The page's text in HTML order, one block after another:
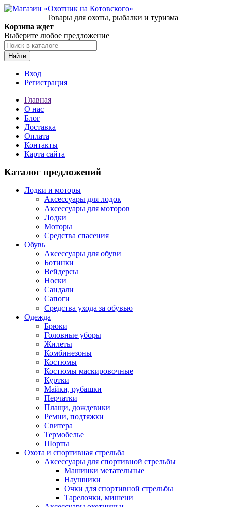
Товары для охоты, рыбалки и туризма
Корзина ждет
Выберите любое предложение
Найти
Вход
Регистрация
Главная
О нас
Блог
Доставка
Оплата
Контакты
Карта сайта
Каталог предложений
Лодки и моторы
Аксессуары для лодок
Аксессуары для моторов
Лодки
Моторы
Средства спасения
Обувь
Аксессуары для обуви
Ботинки
Вейдерсы
Носки
Сандали
Сапоги
Средства ухода за обувью
Одежда
Брюки
Головные уборы
Жилеты
Комбинезоны
Костюмы
Костюмы маскировочные
Куртки
Майки, рубашки
Перчатки
Плащи, дождевики
Ремни, подтяжки
Свитера
Термобелье
Шорты
Охота и спортивная стрельба
Аксессуары для спортивной стрельбы
Машинки метательные
Наушники
Очки для спортивной стрельбы
Тарелочки, мишени